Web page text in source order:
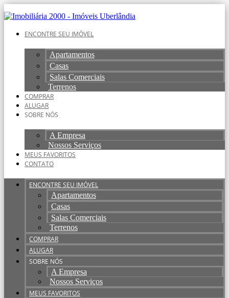
para
conteúdoENCONTRE SEU IMÓVEL
Apartamentos
Casas
Salas Comerciais
Terrenos
COMPRAR
ALUGAR
SOBRE NÓS
A Empresa
Nossos Serviços
MEUS FAVORITOS
CONTATO
ENCONTRE SEU IMÓVEL
Apartamentos
Casas
Salas Comerciais
Terrenos
COMPRAR
ALUGAR
SOBRE NÓS
A Empresa
Nossos Serviços
MEUS FAVORITOS